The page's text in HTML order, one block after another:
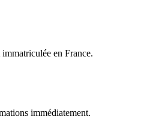
en France.
immédiatement.